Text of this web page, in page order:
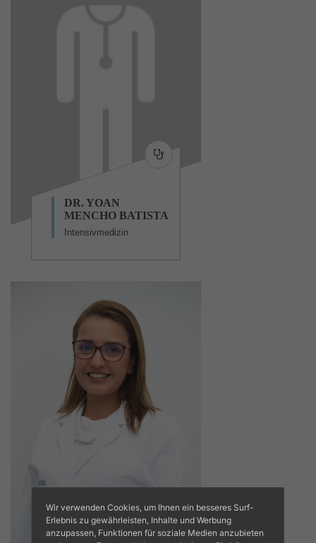
DR. YOAN
MENCHO BATISTA
Intensivmedizin
Wir verwenden Cookies, um Ihnen ein besseres Surf-
Erlebnis zu gewährleisten, Inhalte und Werbung
anzupassen, Funktionen für soziale Medien anzubieten